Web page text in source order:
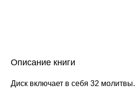
Описание книги
Диск включает в себя 32 молитвы.